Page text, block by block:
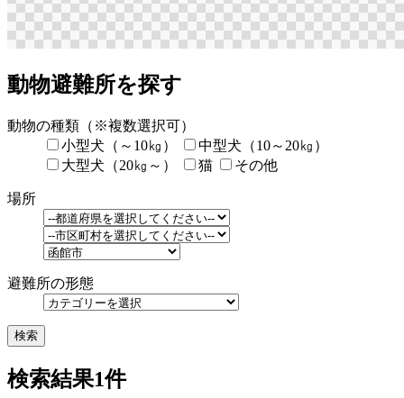
動物避難所を探す
動物の種類 （※複数選択可）
小型犬（～10㎏）
中型犬（10～20㎏）
大型犬（20㎏～）
猫 その他
場所
避難所の形態
検索
検索結果1件